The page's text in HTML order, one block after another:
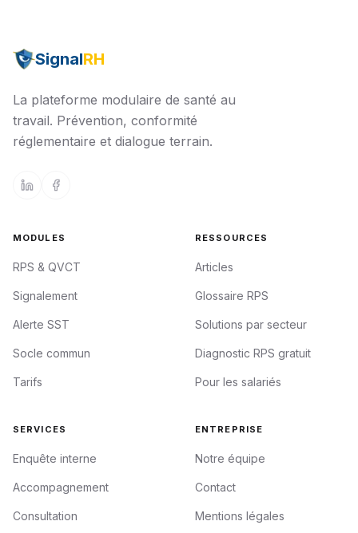
SignalRH
La plateforme modulaire de santé au
travail. Prévention, conformité
réglementaire et dialogue terrain.
MODULES
RPS & QVCT
Signalement
Alerte SST
Socle commun
Tarifs
RESSOURCES
Articles
Glossaire RPS
Solutions par secteur
Diagnostic RPS gratuit
Pour les salariés
SERVICES
Enquête interne
Accompagnement
Consultation
ENTREPRISE
Notre équipe
Contact
Mentions légales